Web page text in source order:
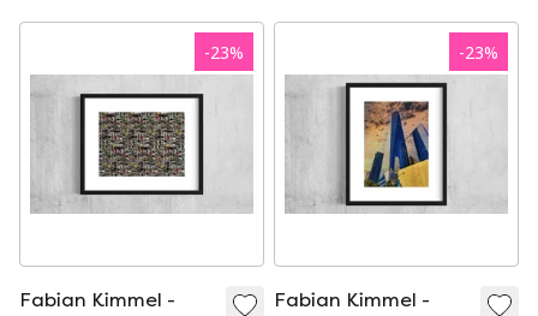
-23%
Fabian Kimmel -
-23%
Fabian Kimmel -